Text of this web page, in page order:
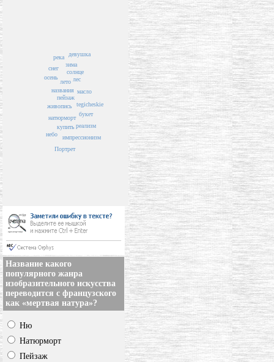
пейзаж
названия
живопись
лето
натюрморт
купить
солнце
лес
зима
осень
букет
масло
река
снег
tegicheskie
реализм
небо
импрессионизм
Портрет
девушка
Название какого
популярного жанра
изобразительного искусства
переводится с французского
как «мертвая натура»?
Ню
Натюрморт
Пейзаж